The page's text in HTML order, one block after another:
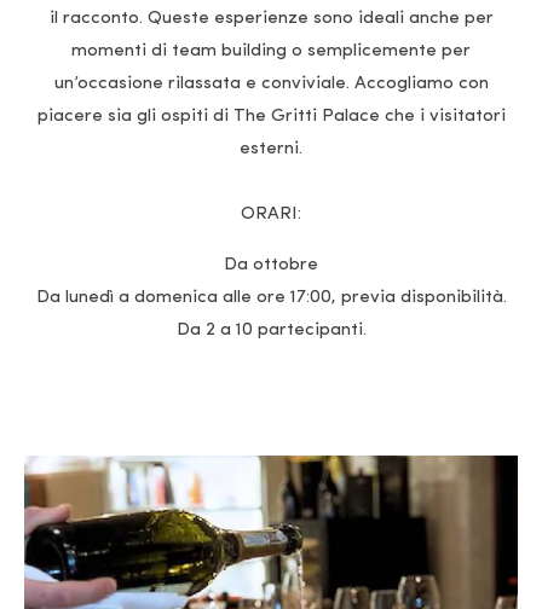
il racconto. Queste esperienze sono ideali anche per
momenti di team building o semplicemente per
un’occasione rilassata e conviviale. Accogliamo con
piacere sia gli ospiti di The Gritti Palace che i visitatori
esterni.
ORARI:
Da ottobre
Da lunedì a domenica alle ore 17:00, previa disponibilità.
Da 2 a 10 partecipanti.